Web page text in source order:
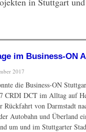
im Business-ON
2017
die Business-ON
CRDI DCT im Alltag auf
Rückfahrt von Darmstadt
Autobahn und Überland
um und im Stuttgarter